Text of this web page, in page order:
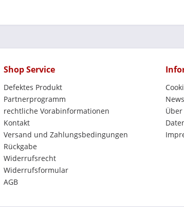
Shop Service
Defektes Produkt
Partnerprogramm
rechtliche Vorabinformationen
Kontakt
Versand und Zahlungsbedingungen
Rückgabe
Widerrufsrecht
Widerrufsformular
AGB